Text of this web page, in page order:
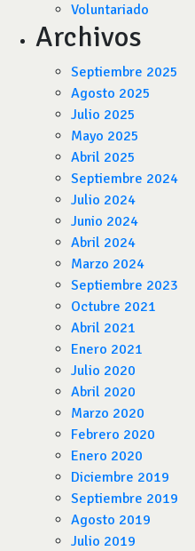
Voluntariado
Archivos
Septiembre 2025
Agosto 2025
Julio 2025
Mayo 2025
Abril 2025
Septiembre 2024
Julio 2024
Junio 2024
Abril 2024
Marzo 2024
Septiembre 2023
Octubre 2021
Abril 2021
Enero 2021
Julio 2020
Abril 2020
Marzo 2020
Febrero 2020
Enero 2020
Diciembre 2019
Septiembre 2019
Agosto 2019
Julio 2019